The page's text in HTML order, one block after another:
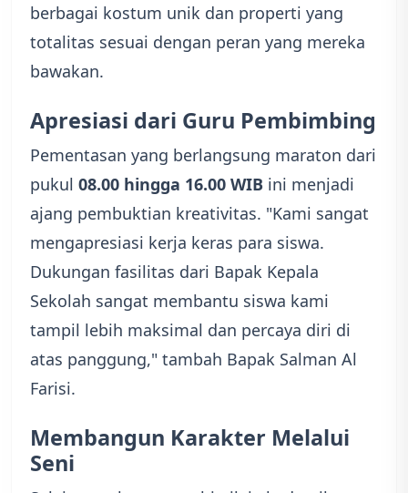
berbagai kostum unik dan properti yang
totalitas sesuai dengan peran yang mereka
bawakan.
Apresiasi dari Guru Pembimbing
Pementasan yang berlangsung maraton dari
pukul 08.00 hingga 16.00 WIB ini menjadi
ajang pembuktian kreativitas. "Kami sangat
mengapresiasi kerja keras para siswa.
Dukungan fasilitas dari Bapak Kepala
Sekolah sangat membantu siswa kami
tampil lebih maksimal dan percaya diri di
atas panggung," tambah Bapak Salman Al
Farisi.
Membangun Karakter Melalui
Seni